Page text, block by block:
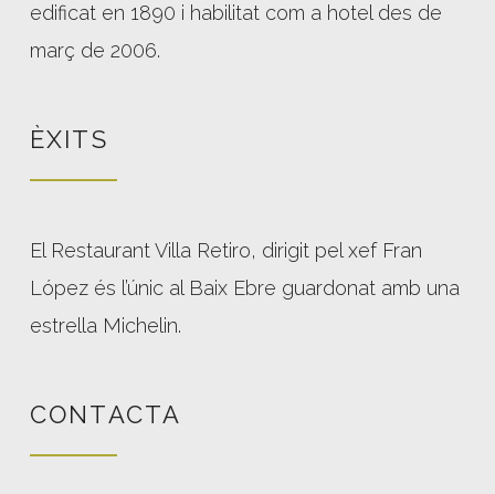
edificat en 1890 i habilitat com a hotel des de
març de 2006.
ÈXITS
El Restaurant Villa Retiro, dirigit pel xef Fran
López és l’únic al Baix Ebre guardonat amb una
estrella Michelin.
CONTACTA